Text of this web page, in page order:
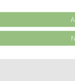
zur Auswahl von
Werbung